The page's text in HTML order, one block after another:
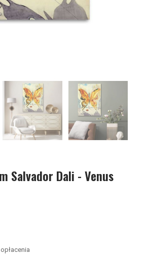
Salvador Dali - Venus